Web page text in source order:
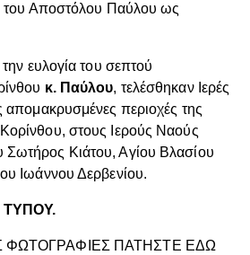
του Αποστόλου Παύλου ως
ευλογία του σεπτού
κ. Παύλου, τελέσθηκαν Ιερές
απομακρυσμένες περιοχές της
στους Ιερούς Ναούς
Κιάτου, Αγίου Βλασίου
Ιωάννου Δερβενίου.
ΤΥΠΟΥ.
ΦΩΤΟΓΡΑΦΙΕΣ ΠΑΤΗΣΤΕ ΕΔΩ